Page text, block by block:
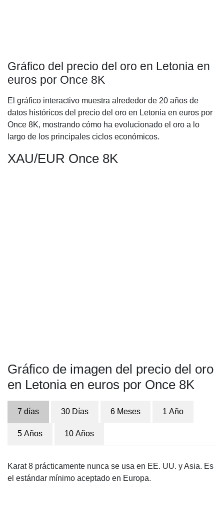
Gráfico del precio del oro en Letonia en
euros por Once 8K
El gráfico interactivo muestra alrededor de 20 años de
datos históricos del precio del oro en Letonia en euros por
Once 8K, mostrando cómo ha evolucionado el oro a lo
largo de los principales ciclos económicos.
XAU/EUR Once 8K
Gráfico de imagen del precio del oro
en Letonia en euros por Once 8K
7 días 30 Días 6 Meses 1 Año
5 Años 10 Años
Karat 8 prácticamente nunca se usa en EE. UU. y Asia. Es
el estándar mínimo aceptado en Europa.